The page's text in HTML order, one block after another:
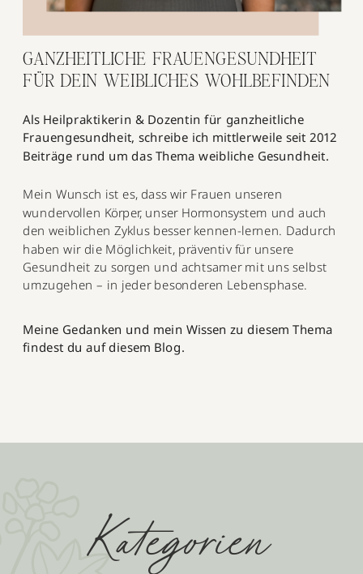
GANZHEITLICHE FRAUENGESUNDHEIT
FÜR DEIN WEIBLICHES WOHLBEFINDEN
Als Heilpraktikerin & Dozentin für ganzheitliche
Frauengesundheit, schreibe ich mittlerweile seit 2012
Beiträge rund um das Thema weibliche Gesundheit.
Mein Wunsch ist es, dass wir Frauen unseren
wundervollen Körper, unser Hormonsystem und auch
den weiblichen Zyklus besser kennen-lernen. Dadurch
haben wir die Möglichkeit, präventiv für unsere
Gesundheit zu sorgen und achtsamer mit uns selbst
umzugehen – in jeder besonderen Lebensphase.
Meine Gedanken und mein Wissen zu diesem Thema
findest du auf diesem Blog.
Kategorien